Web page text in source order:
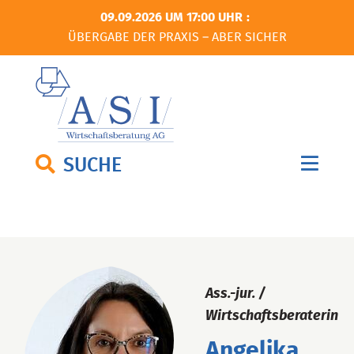
09.09.2026 UM 17:00 UHR
ÜBERGABE DER PRAXIS – ABER SICHER
SUCHE
Ass.-jur. /
Wirtschaftsberaterin